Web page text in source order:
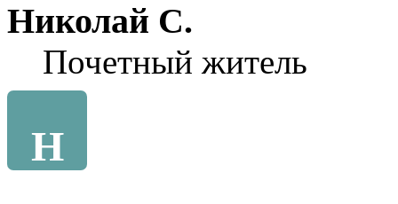
Николай С.
Почетный житель
Н